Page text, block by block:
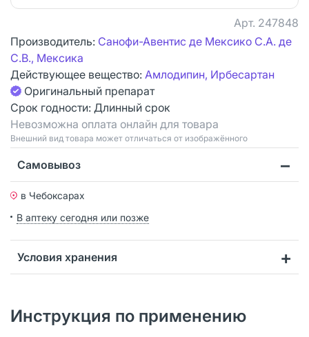
Арт. 247848
Производитель: Санофи-Авентис де Мексико С.А. де
С.В., Мексика
Действующее вещество: Амлодипин, Ирбесартан
Оригинальный препарат
Срок годности: Длинный срок
Невозможна оплата онлайн для товара
Bнешний вид товара может отличаться от изображённого
Самовывоз
в Чебоксарах
В аптеку сегодня или позже
Условия хранения
Инструкция по применению